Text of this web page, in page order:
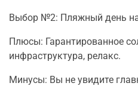
Выбор №2: Пляжный день
Плюсы: Гарантированное
инфраструктура, релакс.
Минусы: Вы не увидите